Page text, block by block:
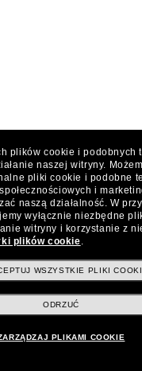
plików cookie i podobnych
naszej witryny.
pliki cookie i podobne
i
naszą działalność. W
wyłącznie niezbędne
witryny i korzystanie z
plików cookie.
WSZYSTKIE PLIKI
ODRZUĆ
PLIKAMI COOKIE